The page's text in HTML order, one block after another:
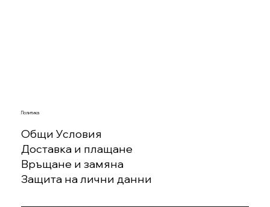
Политика
Общи Условия
Доставка и плащане
Връщане и замяна
Защита на лични данни